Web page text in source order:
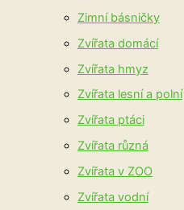
Zimní básničky
Zvířata domácí
Zvířata hmyz
Zvířata lesní a polní
Zvířata ptáci
Zvířata různá
Zvířata v ZOO
Zvířata vodní